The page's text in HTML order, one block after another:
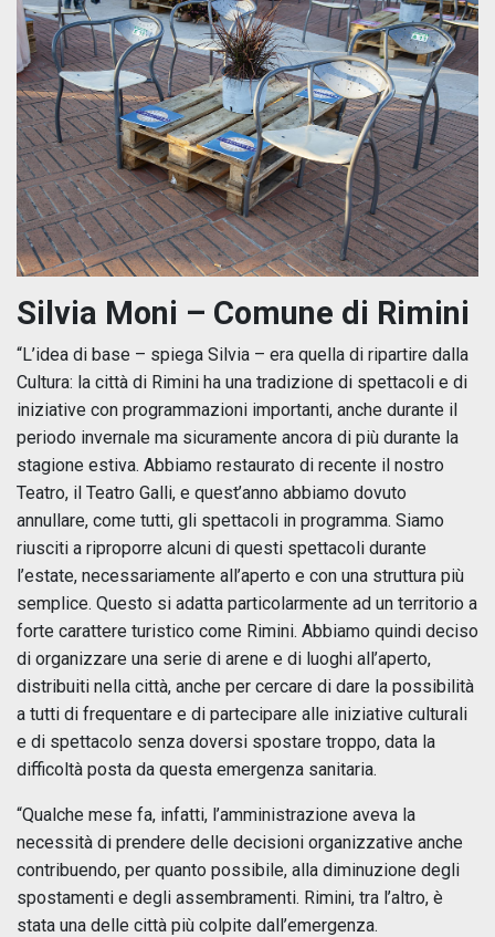
Silvia Moni – Comune di Rimini
“L’idea di base – spiega Silvia – era quella di ripartire dalla
Cultura: la città di Rimini ha una tradizione di spettacoli e di
iniziative con programmazioni importanti, anche durante il
periodo invernale ma sicuramente ancora di più durante la
stagione estiva. Abbiamo restaurato di recente il nostro
Teatro, il Teatro Galli, e quest’anno abbiamo dovuto
annullare, come tutti, gli spettacoli in programma. Siamo
riusciti a riproporre alcuni di questi spettacoli durante
l’estate, necessariamente all’aperto e con una struttura più
semplice. Questo si adatta particolarmente ad un territorio a
forte carattere turistico come Rimini. Abbiamo quindi deciso
di organizzare una serie di arene e di luoghi all’aperto,
distribuiti nella città, anche per cercare di dare la possibilità
a tutti di frequentare e di partecipare alle iniziative culturali
e di spettacolo senza doversi spostare troppo, data la
difficoltà posta da questa emergenza sanitaria.
“Qualche mese fa, infatti, l’amministrazione aveva la
necessità di prendere delle decisioni organizzative anche
contribuendo, per quanto possibile, alla diminuzione degli
spostamenti e degli assembramenti. Rimini, tra l’altro, è
stata una delle città più colpite dall’emergenza.